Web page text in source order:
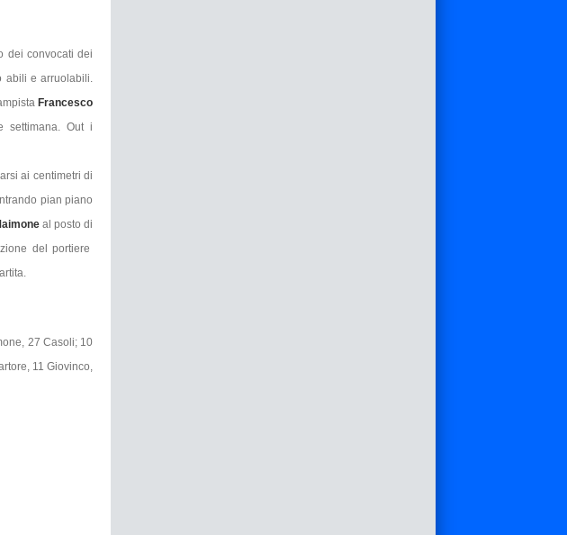
dei convocati dei
abili e arruolabili.
Francesco
settimana. Out i
ai centimetri di
pian piano
al posto di
del portiere
27 Casoli; 10
11 Giovinco,